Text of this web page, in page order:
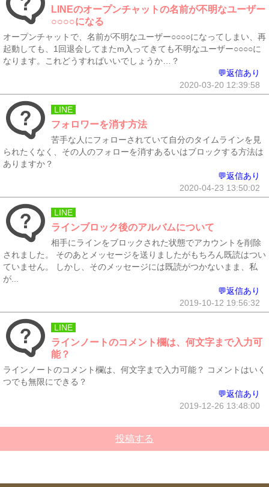
LINEのオープンチャットの名前が不明なユーザー
○○○○になる
オープンチャットで、名前が不明なユーザー○○○○になってしまい、再
起動しても、1回退会してまたm入ってきても不明なユーザー○○○○に
なります。これどうすればいいでしょうか…？
💬返信あり
2020-03-20 12:39:58
LINE
フォロワーを消す方法
苦手な人にフォローされていて自分のタイムラインを見
られたくなく、その人のフォローを消すあるいはブロックする方法は
ありますか？
💬返信あり
2020-04-23 13:50:02
LINE
ラインブロック後のアルバムについて
相手にラインをブロックされた状態でアカウントを削除
されました。 そのあとメッセージを送りましたがもちろん既読はつい
ていません。 しかし、そのメッセージには既読がつかないまま、私
が...
💬返信あり
2019-10-12 19:56:32
LINE
ラインノートのコメント欄は、何文字まで入力可
能？
ラインノートのコメント欄は、何文字まで入力可能？ コメントはいく
つでも無限にできる？
💬返信あり
2019-12-26 13:48:00
投稿する